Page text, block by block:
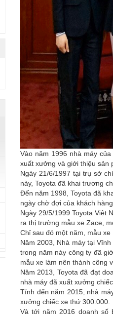
Vào năm 1996 nhà máy
xuất xưởng và giới thiệu sản
Ngày 21/6/1997 tại trụ sở
này, Toyota đã khai trương
Đến năm 1998, Toyota đã
ngày chờ đợi của khách hàng.
Ngày 29/5/1999 Toyota Việt
ra thị trường mẫu xe Zace,
Chỉ sau đó một năm, mẫu
Năm 2003, Nhà máy tại
trong năm này công ty đã
mẫu xe làm nên thành công
Năm 2013, Toyota đã đạt
nhà máy đã xuất xưởng
Tính đến năm 2015, nhà
xưởng chiếc xe thứ 300.000.
Và tới năm 2016 doanh số